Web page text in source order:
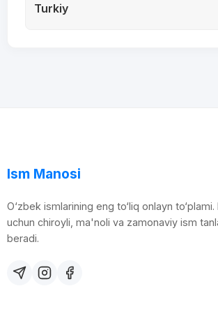
Turkiy
Ism Manosi
O‘zbek ismlarining eng to‘liq onlayn
uchun chiroyli, ma'noli va zamonaviy ism
beradi.